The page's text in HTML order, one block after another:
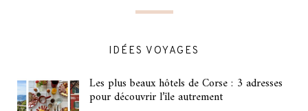
IDÉES VOYAGES
Les plus beaux hôtels de Corse : 3 adresses
pour découvrir l’île autrement